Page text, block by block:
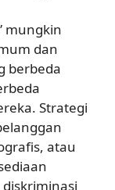
mungkin
dan
berbeda
Strategi
atau